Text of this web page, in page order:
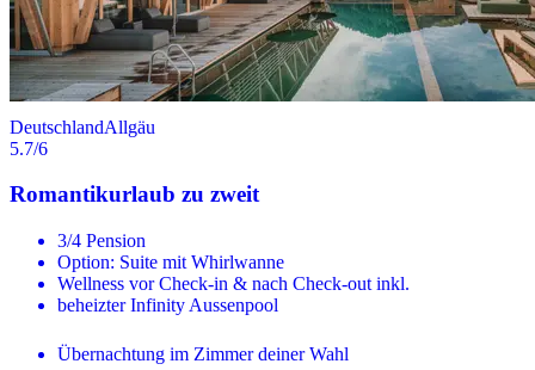
DeutschlandAllgäu
5.7/6
Romantikurlaub zu zweit
3/4 Pension
Option: Suite mit Whirlwanne
Wellness vor Check-in & nach Check-out inkl.
beheizter Infinity Aussenpool
Übernachtung im Zimmer deiner Wahl